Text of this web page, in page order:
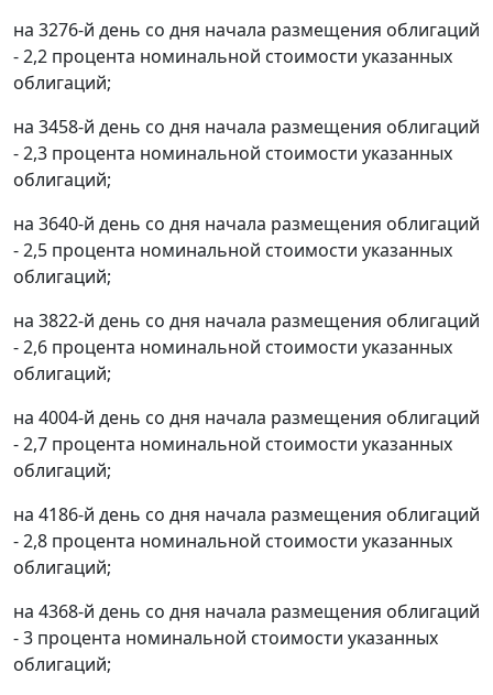
на 3276-й день со дня начала размещения облигаций
- 2,2 процента номинальной стоимости указанных
облигаций;
на 3458-й день со дня начала размещения облигаций
- 2,3 процента номинальной стоимости указанных
облигаций;
на 3640-й день со дня начала размещения облигаций
- 2,5 процента номинальной стоимости указанных
облигаций;
на 3822-й день со дня начала размещения облигаций
- 2,6 процента номинальной стоимости указанных
облигаций;
на 4004-й день со дня начала размещения облигаций
- 2,7 процента номинальной стоимости указанных
облигаций;
на 4186-й день со дня начала размещения облигаций
- 2,8 процента номинальной стоимости указанных
облигаций;
на 4368-й день со дня начала размещения облигаций
- 3 процента номинальной стоимости указанных
облигаций;